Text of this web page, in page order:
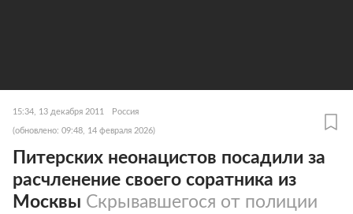
15:34, 13 декабря 2011 Россия
(обновлено: 09:48, 14 февраля 2026)
Питерских неонацистов посадили за
расчленение своего соратника из
Москвы Скрывавшегося от полиции